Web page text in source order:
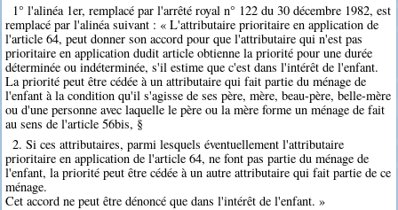
1° l'alinéa 1er, remplacé par l'arrêté royal n° 122 du 30 décembre 1982, est
remplacé par l'alinéa suivant : « L'attributaire prioritaire en application de
l'article 64, peut donner son accord pour que l'attributaire qui n'est pas
prioritaire en application dudit article obtienne la priorité pour une durée
déterminée ou indéterminée, s'il estime que c'est dans l'intérêt de l'enfant.
La priorité peut être cédée à un attributaire qui fait partie du ménage de
l'enfant à la condition qu'il s'agisse de ses père, mère, beau-père, belle-mère
ou d'une personne avec laquelle le père ou la mère forme un ménage de fait
au sens de l'article 56bis, §
2. Si ces attributaires, parmi lesquels éventuellement l'attributaire
prioritaire en application de l'article 64, ne font pas partie du ménage de
l'enfant, la priorité peut être cédée à un autre attributaire qui fait partie de ce
ménage.
Cet accord ne peut être dénoncé que dans l'intérêt de l'enfant. »